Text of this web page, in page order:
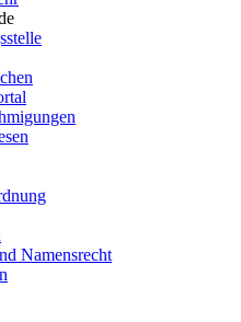
Namensrecht